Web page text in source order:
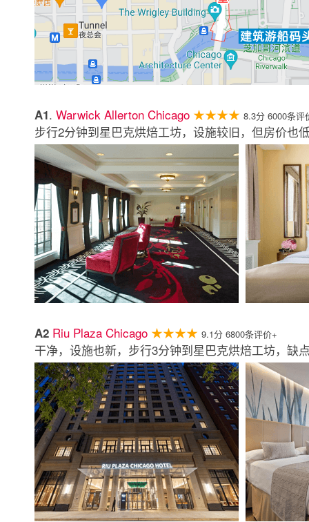
A1. Warwick Allerton Chicago ★★★★ 8.3分 6000条评
步行2分钟到星巴克烘焙工坊，设施较旧，但房价也
A2 Riu Plaza Chicago ★★★★ 9.1分 6800条评价+
干净，设施也新，步行3分钟到星巴克烘焙工坊，缺